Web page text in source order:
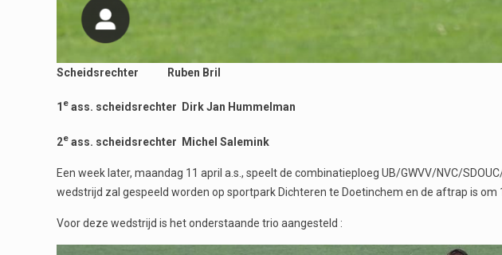
Scheidsrechter Ruben Bril
1 e ass. scheidsrechter Dirk Jan Hummelman
2e ass. scheidsrechter Michel Salemink
Een week later, maandag 11 april a.s., speelt de combinatieploeg UB/GWVV/NVC/
wedstrijd zal gespeeld worden op sportpark Dichteren te Doetinchem en de aftrap is om
Voor deze wedstrijd is het onderstaande trio aangesteld :